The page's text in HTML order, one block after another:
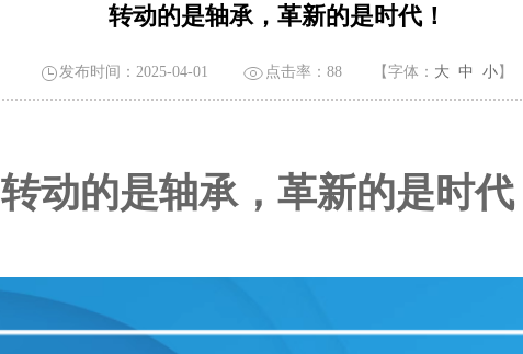
转动的是轴承，革新的是时代！
发布时间：2025-04-01 点击率： 88 【字体： 大 中 小】
转动的是轴承，革新的是时代